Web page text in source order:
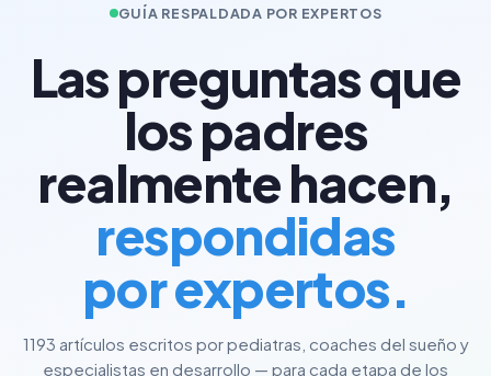
GUÍA RESPALDADA POR EXPERTOS
Las preguntas que
los padres
realmente hacen,
respondidas
por expertos.
1193 artículos escritos por pediatras, coaches del sueño y
especialistas en desarrollo — para cada etapa de los